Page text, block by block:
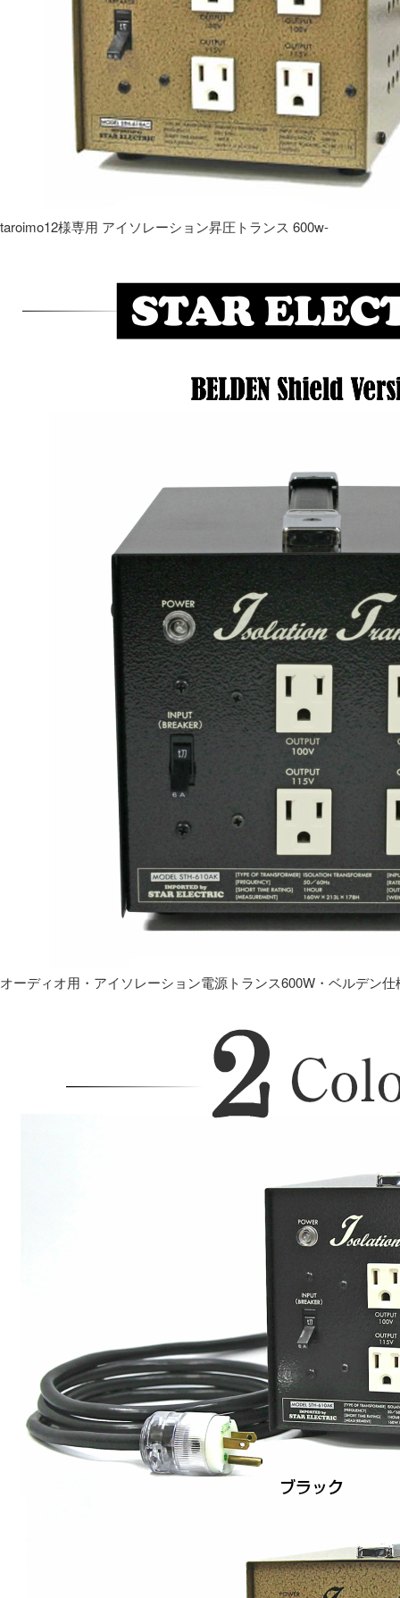
taroimo12様専用 アイソレーション昇圧トランス 600w-
オーディオ用・アイソレーション電源トランス600W・ベルデン仕